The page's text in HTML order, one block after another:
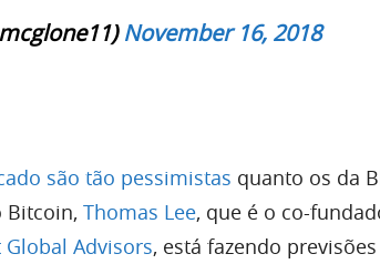
November 16, 2018
são tão pessimistas quanto os da
Bitcoin, Thomas Lee, que é o co-
Global Advisors, está fazendo